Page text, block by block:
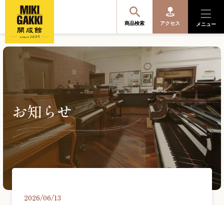
商品検索 アクセス メニュー
商品を探す・選ぶ
便利なサービス
開成館を知る
お知らせ
2026/06/13